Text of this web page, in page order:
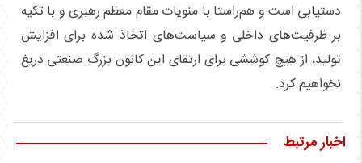
دستیابی است و هم‌راستا با منویات مقام معظم رهبری و با تکیه
بر ظرفیت‌های داخلی و سیاست‌های اتخاذ شده برای افزایش
تولید، از هیچ کوششی برای ارتقای این کانون بزرگ صنعتی دریغ
نخواهیم کرد.
اخبار مرتبط